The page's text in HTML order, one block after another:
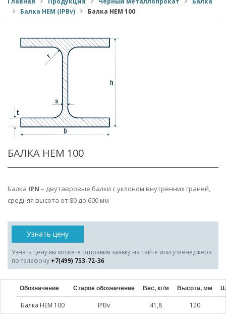
Балка HEM (IPBv)
Балка HEM 100
БАЛКА HEM 100
Балка IPN – двутавровые балки с уклоном внутренних граней,
средняя высота от 80 до 600 мм
Узнать цену
Узнать цену вы можете отправив заявку на сайте или у менеджера
по телефону +7(499) 753-72-36
Обозначение Старое обозначение Вес, кг/м Высота, мм
Балка HEM 100 IPBv 41,8 120